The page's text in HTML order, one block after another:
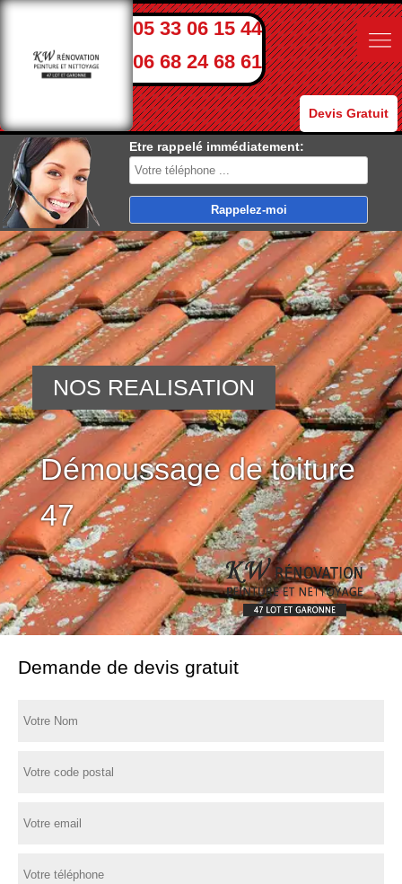
05 33 06 15 44
06 68 24 68 61
Devis Gratuit
Etre rappelé immédiatement:
Démoussage de toiture
47
NOS REALISATION
Demande de devis gratuit